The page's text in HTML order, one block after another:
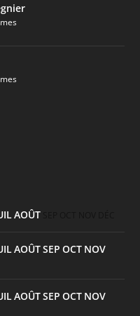
AOÛT
AOÛTSEP OCT NOV
AOÛTSEP OCT NOV